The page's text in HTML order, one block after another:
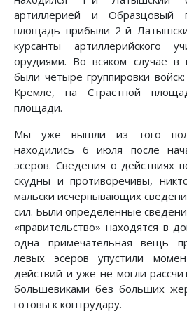
артиллерией и Образцовый
площадь прибыли 2-й
курсанты артиллерийского
орудиями. Во всяком случае в
были четыре группировки
Кремле, на Страстной
площади.
Мы уже вышли из того
находились 6 июля после
эсеров. Сведения о действиях
скудны и противоречивы,
мальски исчерпывающих
сил. Были определенные
«правительство» находятся в
одна примечательная вещь
левых эсеров упустили
действий и уже не могли
большевиками без больших
готовы к контрудару.